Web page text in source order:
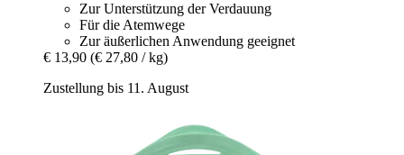
Zur Unterstützung der Verdauung
Für die Atemwege
Zur äußerlichen Anwendung geeignet
€ 13,90 (€ 27,80 / kg)
Zustellung bis 11. August